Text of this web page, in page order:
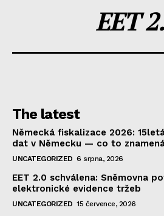
EET
The latest
Německá fiskalizace 2026:
dat v Německu — co to
UNCATEGORIZED 6 srpna, 2026
EET 2.0 schválena: Sněmovna
elektronické evidence tržeb
UNCATEGORIZED 15 července, 2026